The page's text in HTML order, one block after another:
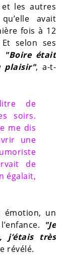
et les autres
avait
fois à 12
selon ses
"Boire était
plaisir", a-t-
de
soirs.
me dis
une
de
égalait,
émotion, un
"Je
j’étais très
révélé.